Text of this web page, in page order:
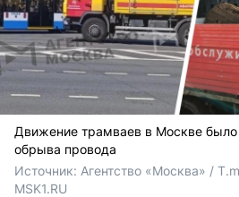
Движение трамваев в Москве было
обрыва провода
Источник: Агентство «Москва» /
MSK1.RU